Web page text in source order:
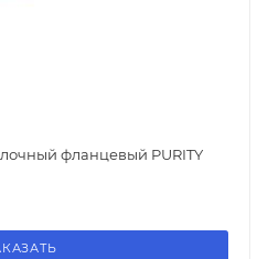
фланцевый PURITY